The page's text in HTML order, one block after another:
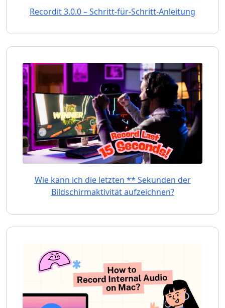
Recordit 3.0.0 – Schritt-für-Schritt-Anleitung
Wie kann ich die letzten ** Sekunden der
Bildschirmaktivität aufzeichnen?